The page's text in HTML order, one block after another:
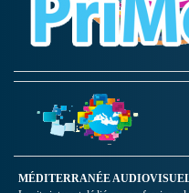
MÉDITERRANÉE